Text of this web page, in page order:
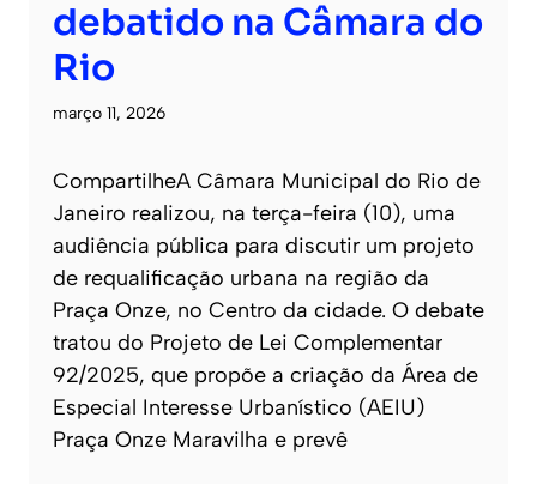
debatido na Câmara do
Rio
março 11, 2026
CompartilheA Câmara Municipal do Rio de
Janeiro realizou, na terça-feira (10), uma
audiência pública para discutir um projeto
de requalificação urbana na região da
Praça Onze, no Centro da cidade. O debate
tratou do Projeto de Lei Complementar
92/2025, que propõe a criação da Área de
Especial Interesse Urbanístico (AEIU)
Praça Onze Maravilha e prevê